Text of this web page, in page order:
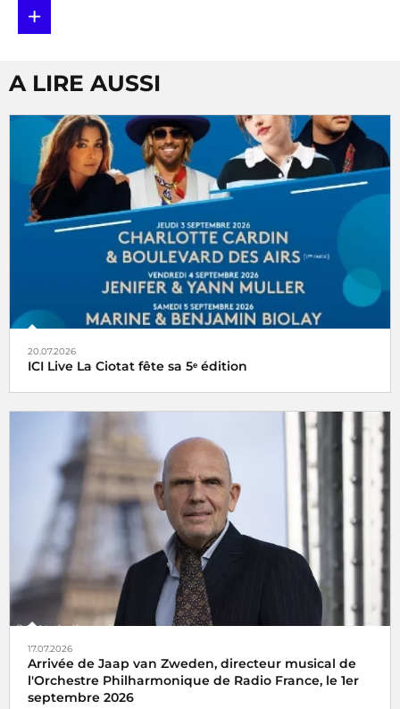
+
A LIRE AUSSI
20.07.2026
ICI Live La Ciotat fête sa 5ᵉ édition
17.07.2026
Arrivée de Jaap van Zweden, directeur musical de
l'Orchestre Philharmonique de Radio France, le 1er
septembre 2026